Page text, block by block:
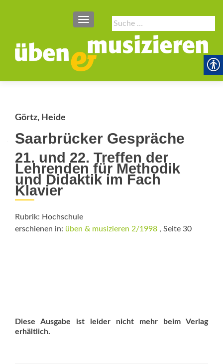
Suche
nach:
SCHALTE NAVIGATION
Görtz, Heide
Saarbrücker Gespräche
21. und 22. Treffen der
Lehrenden für Methodik
und Didaktik im Fach
Klavier
Rubrik: Hochschule
erschienen in: üben & musizieren 2/1998 , Seite 30
Diese Ausgabe ist leider nicht mehr beim Verlag
erhältlich.